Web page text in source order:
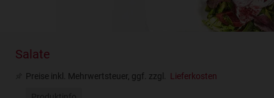
Salate
Preise inkl. Mehrwertsteuer, ggf. zzgl. Lieferkosten